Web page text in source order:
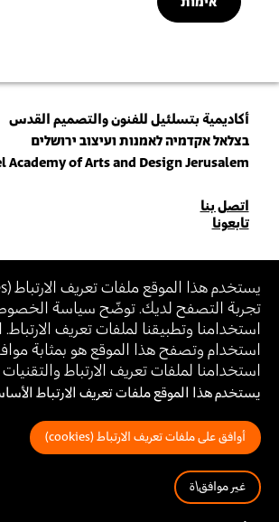
يستخدم هذا الموقع ملفات تعريف الارتباط (
تجربة التصفح لديك. توضّح سياسة
استخدامنا وتطبيقنا لملفات تعريف
استخدام وتصفح هذا الموقع هو بمثابة
استخدامنا لملفات تعريف الارتباط والتقنيات
يستخدم هذا الموقع ملفات تعريف الارتباط
أوافق على ملفات تعريف الارتباط (cookies)
غير موافق\ة
أكاديمية بتسلئيل للفنون والتصميم القدس
בצלאל אקדמיה לאמנות ועיצוב ירושלים
Academy of Arts and Design Jerusalem
للاتصال
بنا
اتصل بنا
تابعونا
انضم\ي لنشرتنا البريدية (نيوزلتر)
أدخل\ي عنوان الإيميل
بالانضمام، أنت توافق علىسياسة الخصوصيةوشروط الاستخدام الخاصة ببتسلئيل
شروط الاستخدام